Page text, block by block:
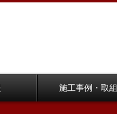
施工事例・取組